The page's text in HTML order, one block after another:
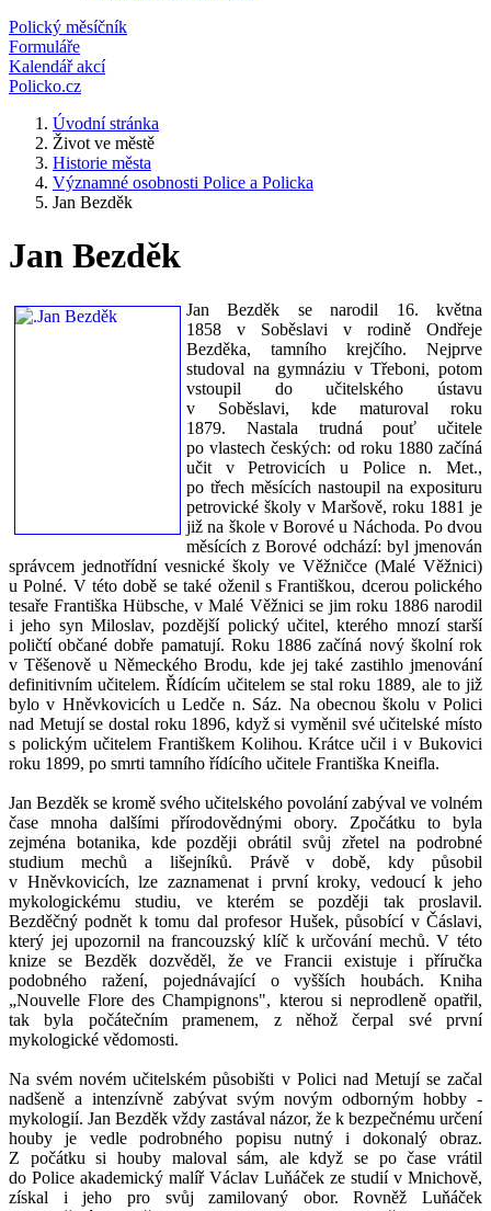
Polický měsíčník
Formuláře
Kalendář akcí
Policko.cz
Úvodní stránka
Život ve městě
Historie města
Významné osobnosti Police a Policka
Jan Bezděk
Jan Bezděk
Jan Bezděk se narodil 16. května
1858 v Soběslavi v rodině Ondřeje
Bezděka, tamního krejčího. Nejprve
studoval na gymnáziu v Třeboni, potom
vstoupil do učitelského ústavu
v Soběslavi, kde maturoval roku
1879. Nastala trudná pouť učitele
po vlastech českých: od roku 1880 začíná
učit v Petrovicích u Police n. Met.,
po třech měsících nastoupil na exposituru
petrovické školy v Maršově, roku 1881 je
již na škole v Borové u Náchoda. Po dvou
měsících z Borové odchází: byl jmenován
správcem jednotřídní vesnické školy ve Věžničce (Malé Věžnici)
u Polné. V této době se také oženil s Františkou, dcerou polického
tesaře Františka Hübsche, v Malé Věžnici se jim roku 1886 narodil
i jeho syn Miloslav, pozdější polický učitel, kterého mnozí starší
poličtí občané dobře pamatují. Roku 1886 začíná nový školní rok
v Těšenově u Německého Brodu, kde jej také zastihlo jmenování
definitivním učitelem. Řídícím učitelem se stal roku 1889, ale to již
bylo v Hněvkovicích u Ledče n. Sáz. Na obecnou školu v Polici
nad Metují se dostal roku 1896, když si vyměnil své učitelské místo
s polickým učitelem Františkem Kolihou. Krátce učil i v Bukovici
roku 1899, po smrti tamního řídícího učitele Františka Kneifla.
Jan Bezděk se kromě svého učitelského povolání zabýval ve volném
čase mnoha dalšími přírodovědnými obory. Zpočátku to byla
zejména botanika, kde později obrátil svůj zřetel na podrobné
studium mechů a lišejníků. Právě v době, kdy působil
v Hněvkovicích, lze zaznamenat i první kroky, vedoucí k jeho
mykologickému studiu, ve kterém se později tak proslavil.
Bezděčný podnět k tomu dal profesor Hušek, působící v Čáslavi,
který jej upozornil na francouzský klíč k určování mechů. V této
knize se Bezděk dozvěděl, že ve Francii existuje i příručka
podobného ražení, pojednávající o vyšších houbách. Kniha
„Nouvelle Flore des Champignons", kterou si neprodleně opatřil,
tak byla počátečním pramenem, z něhož čerpal své první
mykologické vědomosti.
Na svém novém učitelském působišti v Polici nad Metují se začal
nadšeně a intenzívně zabývat svým novým odborným hobby -
mykologií. Jan Bezděk vždy zastával názor, že k bezpečnému určení
houby je vedle podrobného popisu nutný i dokonalý obraz.
Z počátku si houby maloval sám, ale když se po čase vrátil
do Police akademický malíř Václav Luňáček ze studií v Mnichově,
získal i jeho pro svůj zamilovaný obor. Rovněž Luňáček